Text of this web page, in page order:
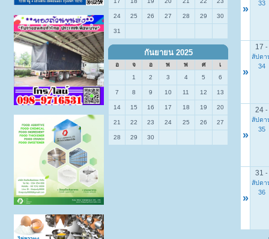
24 25 26 27 28 29 30
31
กันยายน 2025
อ จ อ พ พ ศ
เ
1
2 3 4 5 6
7 8 9 10 11 12 13
14 15 16 17 18 19 20
21 22 23 24 25 26 27
28 29 30
»
33
»
17 -
สัปดา
34
»
24 -
สัปดา
35
»
31 -
สัปดา
36